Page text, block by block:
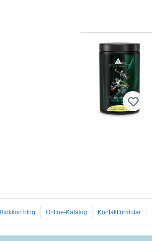
Biotikon blog Online-Katalog Kontaktformular